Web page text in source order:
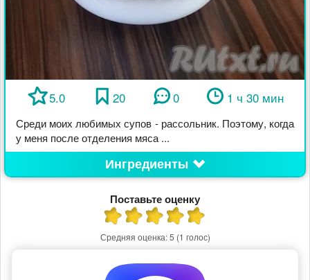
5.0 20 0 1 ч 30 мин
Среди моих любимых супов - рассольник. Поэтому, когда
у меня после отделения мяса ...
Ингредиенты
Поставьте оценку
Средняя оценка:5 (1 голос)